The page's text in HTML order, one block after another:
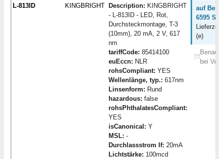
L-813ID
KINGBRIGHT Description: KINGBRIGHT
- L-813ID - LED, Rot,
Durchsteckmontage, T-3
(10mm), 20 mA, 2 V, 617
nm
tariffCode: 85414100
euEccn: NLR
rohsCompliant: YES
Wellenlänge, typ.: 617nm
Linsenform: Rund
hazardous: false
rohsPhthalatesCompliant:
YES
isCanonical: Y
MSL: -
Durchlassstrom If: 20mA
Lichtstärke: 100mcd
auf
6595
(e)
bei